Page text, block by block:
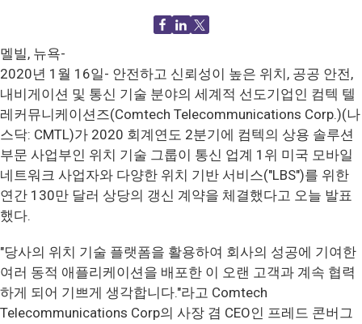
멜빌, 뉴욕-
2020년 1월 16일- 안전하고 신뢰성이 높은 위치, 공공 안전,
내비게이션 및 통신 기술 분야의 세계적 선도기업인 컴텍 텔
레커뮤니케이션즈(Comtech Telecommunications Corp.)(나
스닥: CMTL)가 2020 회계연도 2분기에 컴텍의 상용 솔루션
부문 사업부인 위치 기술 그룹이 통신 업계 1위 미국 모바일
네트워크 사업자와 다양한 위치 기반 서비스("LBS")를 위한
연간 130만 달러 상당의 갱신 계약을 체결했다고 오늘 발표
했다.
"당사의 위치 기술 플랫폼을 활용하여 회사의 성공에 기여한
여러 동적 애플리케이션을 배포한 이 오랜 고객과 계속 협력
하게 되어 기쁘게 생각합니다."라고 Comtech
Telecommunications Corp의 사장 겸 CEO인 프레드 콘버그